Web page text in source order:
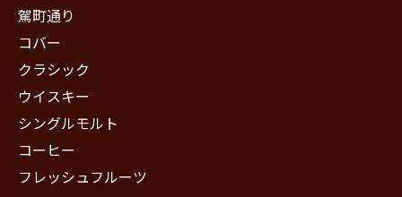
駕町通り
コバー
クラシック
ウイスキー
シングルモルト
コーヒー
フレッシュフルーツ